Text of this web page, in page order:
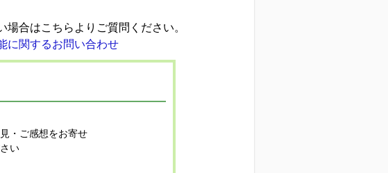
場合はこちらよりご質問ください。
・ご感想をお寄せ
い